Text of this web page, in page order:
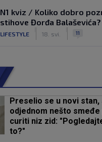
N1 kviz / Koliko dobro
stihove Đorđa Balaševića?
LIFESTYLE 18. svi. 11
Preselio se u novi stan,
odjednom nešto smeđe
curiti niz zid:
to?"